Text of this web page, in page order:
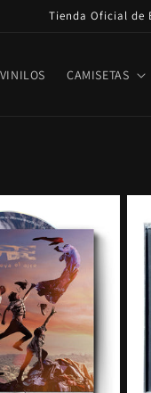
Tienda Oficial de
VINILOS CAMISETAS